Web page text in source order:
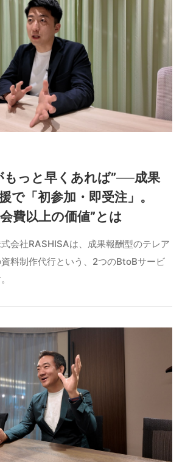
もっと早くあれば”──成果
で「初参加・即受注」。
費以上の価値”とは
会社RASHISAは、成果報酬型のテレア
料制作代行という、2つのBtoBサービ